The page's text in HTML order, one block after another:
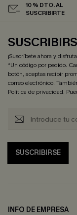
10 % DTO. AL
SUSCRIBIRTE
¡Suscríbete ahora y
*Un código por pedido.
botón, aceptas recibir
correo electrónico.
Política de privacidad.
SUSCRIBIRSE
INFO DE EMPRESA